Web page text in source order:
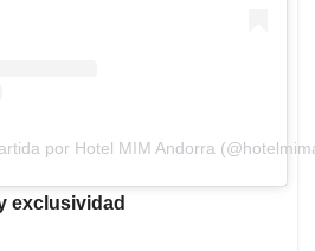
por Hotel MIM Andorra
exclusividad